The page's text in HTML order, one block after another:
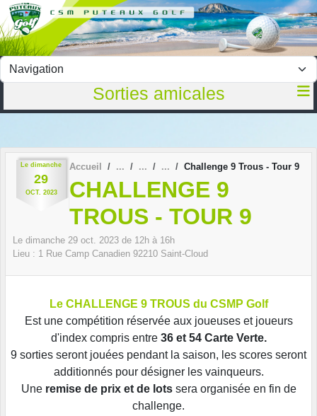
Sorties amicales
Le dimanche
29
OCT. 2023
Accueil Challenge 9 Trous - Tour 9
CHALLENGE 9
TROUS - TOUR 9
Le dimanche 29 oct. 2023 de 12h à 16h
Lieu : 1 Rue Camp Canadien 92210 Saint-Cloud
Le CHALLENGE 9 TROUS du CSMP Golf
Est une compétition réservée aux joueuses et joueurs
d'index compris entre 36 et 54 Carte Verte.
9 sorties seront jouées pendant la saison, les scores seront
additionnés pour désigner les vainqueurs.
Une remise de prix et de lotssera organisée en fin de
challenge.
Panneau de gestion des cookies